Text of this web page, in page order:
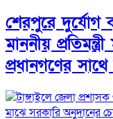
শেরপুরে দুর্যোগ
মাননীয়
প্রধানগণের